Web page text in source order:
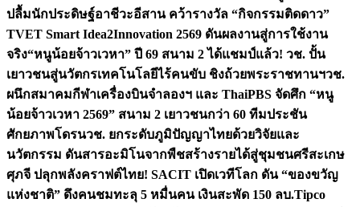
ปลื้มนักประดิษฐ์อาชีวะอีสาน คว้ารางวัล “กิจกรรมติดดาว”
TVET Smart Idea2Innovation 2569 ดันผลงานสู่การใช้งาน
จริง“หนูน้อยจ้าวเวหา” ปี 69 สนาม 2 ได้แชมป์แล้ว! วช. ปั้น
เยาวชนสู่นวัตกรเทคโนโลยีไร้คนขับ ชิงถ้วยพระราชทานฯวช.
ผนึกสมาคมกีฬาเครื่องบินจำลองฯ และ ThaiPBS จัดศึก “หนู
น้อยจ้าวเวหา 2569” สนาม 2 เยาวชนกว่า 60 ทีมประชัน
ศักยภาพโดรนวช. ยกระดับภูมิปัญญาไทยด้วยวิจัยและ
นวัตกรรม ดันสารอะมิโนจากพืชสร้างรายได้สู่ชุมชนศรีสะเกษ
ศุภจี ปลุกพลังคราฟต์ไทย! SACIT เปิดเวทีโลก ดัน “ของขวัญ
แห่งชาติ” ดึงคนชมทะลุ 5 หมื่นคน เงินสะพัด 150 ลบ.Tipco